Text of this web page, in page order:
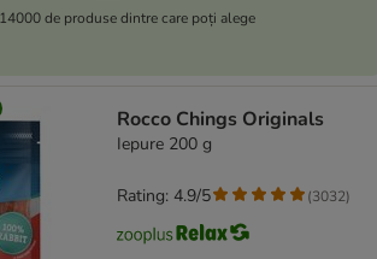
de produse dintre care poți alege
Rocco Chings Originals
Iepure 200 g
Rating: 4.9/5 (3032)